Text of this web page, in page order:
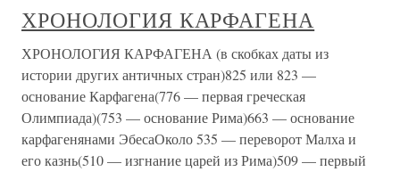
ХРОНОЛОГИЯ КАРФАГЕНА
ХРОНОЛОГИЯ КАРФАГЕНА (в скобках даты из
истории других античных стран)825 или 823 —
основание Карфагена(776 — первая греческая
Олимпиада)(753 — основание Рима)663 — основание
карфагенянами ЭбесаОколо 535 — переворот Малха и
его казнь(510 — изгнание царей из Рима)509 — первый